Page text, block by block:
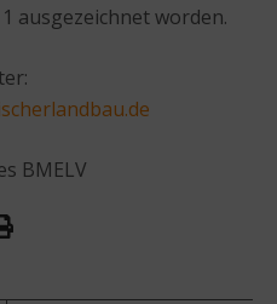
ausgezeichnet worden.
BMELV